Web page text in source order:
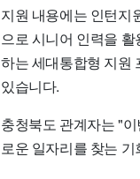
지원 내용에는 인턴지
으로 시니어 인력을
하는세대통합형 지원
있습니다.
충청북도 관계자는 "
로운 일자리를 찾는